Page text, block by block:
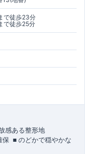
で徒歩23分
で徒歩25分
感ある整形地
保 ​■のどかで穏やかな